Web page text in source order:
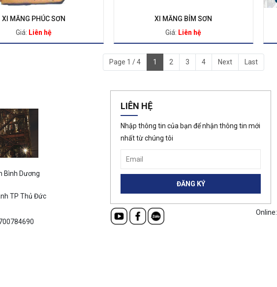
XI MĂNG PHÚC SƠN
Giá: Liên hệ
XI MĂNG BỈM SƠN
Giá: Liên hệ
Page 1 / 4 1 2 3 4 Next Last
Bình Dương
TP Thủ Đức
LIÊN HỆ
Nhập thông tin của bạn để nhận thông tin mới
nhất từ chúng tôi
Online: